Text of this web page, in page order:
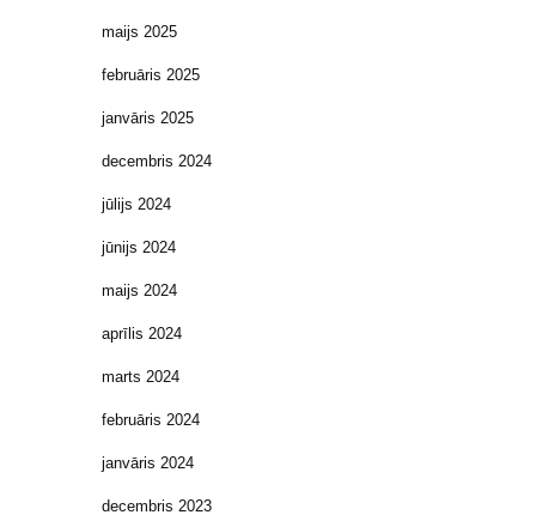
maijs 2025
februāris 2025
janvāris 2025
decembris 2024
jūlijs 2024
jūnijs 2024
maijs 2024
aprīlis 2024
marts 2024
februāris 2024
janvāris 2024
decembris 2023